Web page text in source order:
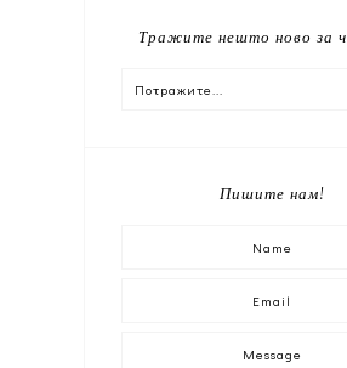
Тражите нешто ново за
Пишите нам!